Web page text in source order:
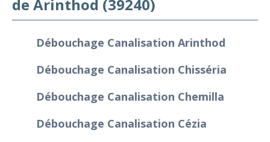
de Arinthod (39240)
Débouchage Canalisation Arinthod
Débouchage Canalisation Chisséria
Débouchage Canalisation Chemilla
Débouchage Canalisation Cézia